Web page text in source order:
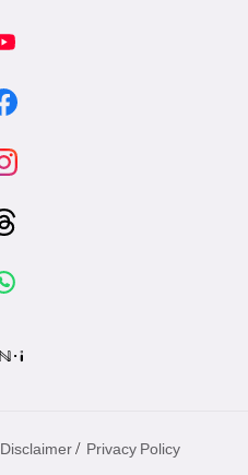
Disclaimer / Privacy Policy